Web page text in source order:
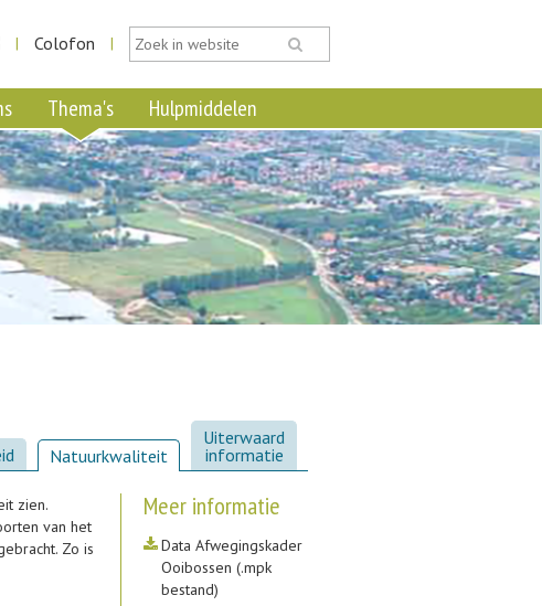
| Colofon |
Thema's Hulpmiddelen
Natuurkwaliteit
Uiterwaard
informatie
zien.
van het
Zo is
Meer informatie
Data Afwegingskader
Ooibossen (.mpk
bestand)